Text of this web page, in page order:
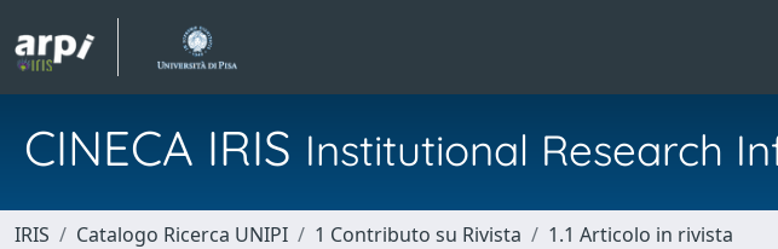
CINECA IRIS Institutional Research
IRIS Catalogo Ricerca UNIPI 1 Contributo su Rivista 1.1 Articolo in rivista